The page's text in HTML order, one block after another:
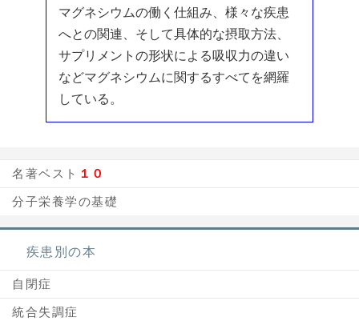
マグネシウムの働く仕組み、様々な疾患
へとの関連、そして具体的な摂取方法、
サプリメントの形状による吸収力の違い
などマグネシウムに関するすべてを網羅
している。
名著ベスト １０
分子栄養学の基礎
疾患別の本
自閉症
統合失調症